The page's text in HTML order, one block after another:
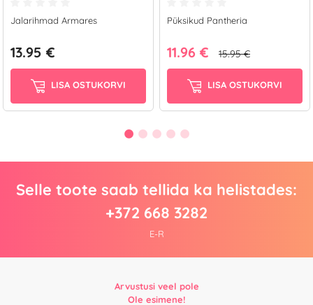
Jalarihmad Armares
13.95 €
LISA OSTUKORVI
Püksikud Pantheria
11.96 € 15.95 €
LISA OSTUKORVI
Selle toote saab tellida ka helistades:
+372 668 3282
E-R
Arvustusi veel pole
Ole esimene!